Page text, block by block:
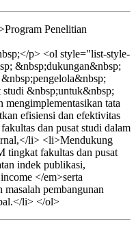
Penelitian
p> <ol style="list-style-
&nbsp;dukungan&nbsp;
studi &nbsp;untuk&nbsp;
tata
efisiensi dan efektivitas
dan pusat studi dalam
li> <li>Mendukung
tingkat fakultas dan pusat
indek publikasi,
</em>serta
masalah pembangunan
li> </ol>